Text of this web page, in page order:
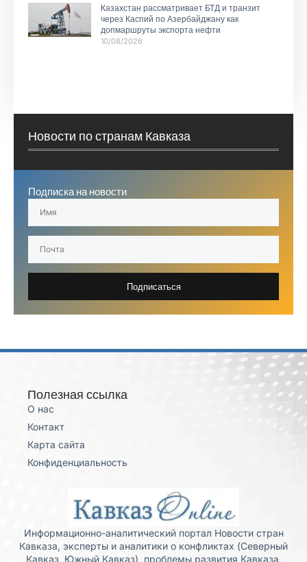
Казахстан рассматривает БТД и транзит
через Каспий по Азербайджану как
допмаршруты экспорта нефти
10/08/2026
Новости по странам Кавказа
Подписка на новости
Подписаться
Полезная ссылка
О нас
Контакт
Карта сайта
Конфиденциальность
Информационно-аналитический портал Новости стран
Кавказа, эксперты и аналитики о конфликтах (Северный
Кавказ, Южный Кавказ), проблемы развития Кавказа,